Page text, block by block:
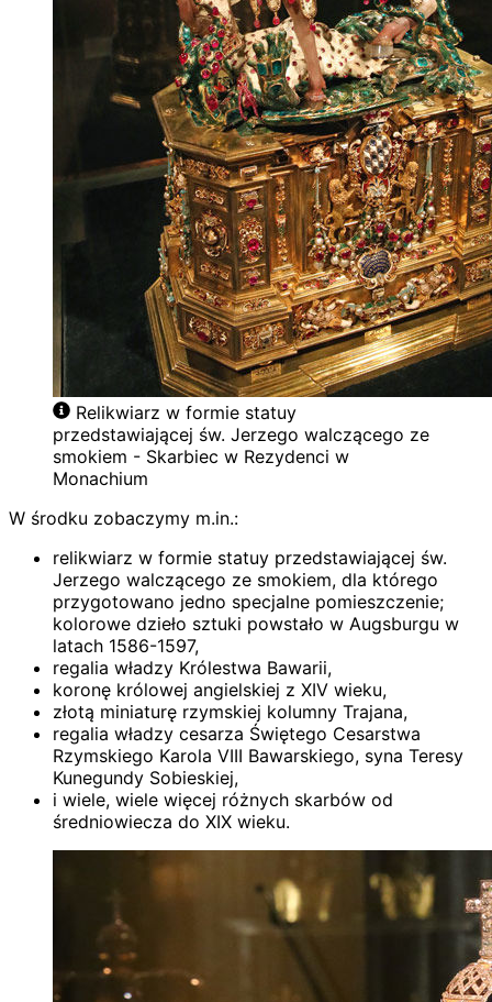
Relikwiarz w formie statuy
przedstawiającej św. Jerzego walczącego ze
smokiem - Skarbiec w Rezydenci w
Monachium
W środku zobaczymy m.in.:
relikwiarz w formie statuy przedstawiającej św.
Jerzego walczącego ze smokiem, dla którego
przygotowano jedno specjalne pomieszczenie;
kolorowe dzieło sztuki powstało w Augsburgu w
latach 1586-1597,
regalia władzy Królestwa Bawarii,
koronę królowej angielskiej z XIV wieku,
złotą miniaturę rzymskiej kolumny Trajana,
regalia władzy cesarza Świętego Cesarstwa
Rzymskiego Karola VIII Bawarskiego, syna Teresy
Kunegundy Sobieskiej,
i wiele, wiele więcej różnych skarbów od
średniowiecza do XIX wieku.